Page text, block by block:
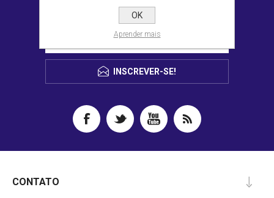
RECEBER NOVIDADES NO E-MAIL
INSCREVER-SE!
CONTATO
OK
Aprender mais